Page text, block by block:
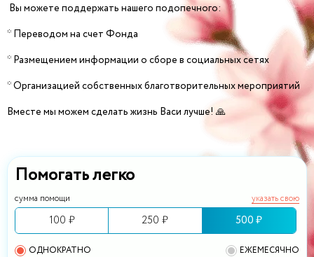
Помогать легко
сумма помощи указать свою
100 ₽ 250 ₽ 500 ₽
ОДНОКРАТНО ЕЖЕМЕСЯЧНО
Вы можете поддержать нашего подопечного:
* Переводом на счет Фонда
* Размещением информации о сборе в социальных сетях
* Организацией собственных благотворительных мероприятий
Вместе мы можем сделать жизнь Васи лучше! 🙏